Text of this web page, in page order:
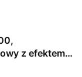
z efektem
N